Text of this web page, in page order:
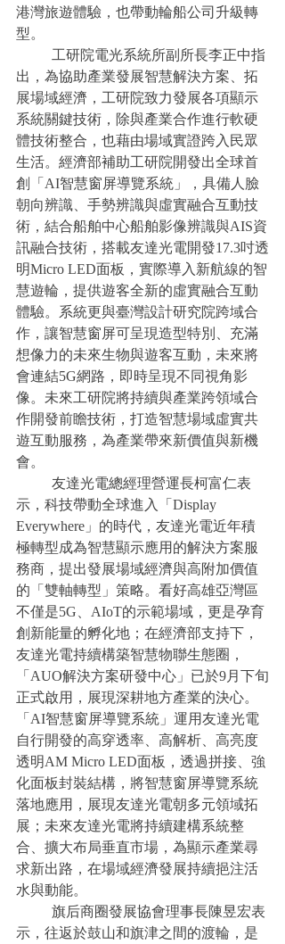
港灣旅遊體驗，也帶動輪船公司升級轉
型。
出，為協助產業發展智慧解決方案、拓
展場域經濟，工研院致力發展各項顯示
系統關鍵技術，除與產業合作進行軟硬
體技術整合，也藉由場域實證跨入民眾
生活。經濟部補助工研院開發出全球首
創「AI智慧窗屏導覽系統」，具備人臉
朝向辨識、手勢辨識與虛實融合互動技
術，結合船舶中心船舶影像辨識與AIS資
訊融合技術，搭載友達光電開發17.3吋透
明Micro LED面板，實際導入新航線的智
慧遊輪，提供遊客全新的虛實融合互動
體驗。系統更與臺灣設計研究院跨域合
作，讓智慧窗屏可呈現造型特別、充滿
想像力的未來生物與遊客互動，未來將
會連結5G網路，即時呈現不同視角影
像。未來工研院將持續與產業跨領域合
作開發前瞻技術，打造智慧場域虛實共
遊互動服務，為產業帶來新價值與新機
會。
示，科技帶動全球進入「Display
Everywhere」的時代，友達光電近年積
極轉型成為智慧顯示應用的解決方案服
務商，提出發展場域經濟與高附加價值
的「雙軸轉型」策略。看好高雄亞灣區
不僅是5G、AIoT的示範場域，更是孕育
創新能量的孵化地；在經濟部支持下，
友達光電持續構築智慧物聯生態圈，
「AUO解決方案研發中心」已於9月下旬
正式啟用，展現深耕地方產業的決心。
「AI智慧窗屏導覽系統」運用友達光電
自行開發的高穿透率、高解析、高亮度
透明AM Micro LED面板，透過拼接、強
化面板封裝結構，將智慧窗屏導覽系統
落地應用，展現友達光電朝多元領域拓
展；未來友達光電將持續建構系統整
合、擴大布局垂直市場，為顯示產業尋
求新出路，在場域經濟發展持續挹注活
水與動能。
示，往返於鼓山和旗津之間的渡輪，是